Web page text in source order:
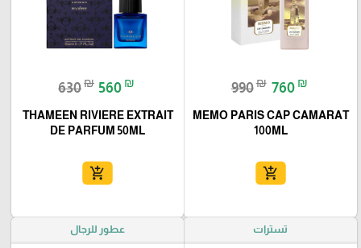
990₪ 760 ₪
MEMO PARIS CAP CAMARAT
100ML
add_shopping_cart
630₪ 560 ₪
THAMEEN RIVIERE EXTRAIT
DE PARFUM 50ML
add_shopping_cart
تسترات عطور للرجال